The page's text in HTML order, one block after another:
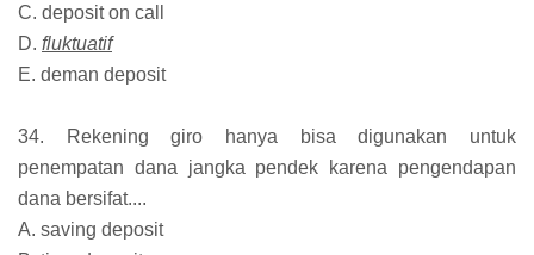
C. deposit on call
D. fluktuatif
E. deman deposit
34. Rekening giro hanya bisa digunakan untuk
penempatan dana jangka pendek karena pengendapan
dana bersifat....
A. saving deposit